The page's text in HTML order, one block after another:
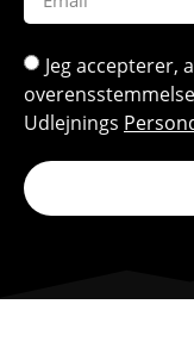
Jeg accepterer,
Udlejnings